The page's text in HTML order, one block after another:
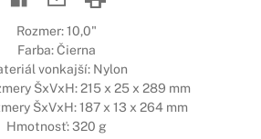
Rozmer: 10,0"
Farba: Čierna
vonkajší: Nylon
ŠxVxH: 215 x 25 x 289 mm
ŠxVxH: 187 x 13 x 264 mm
Hmotnosť: 320 g